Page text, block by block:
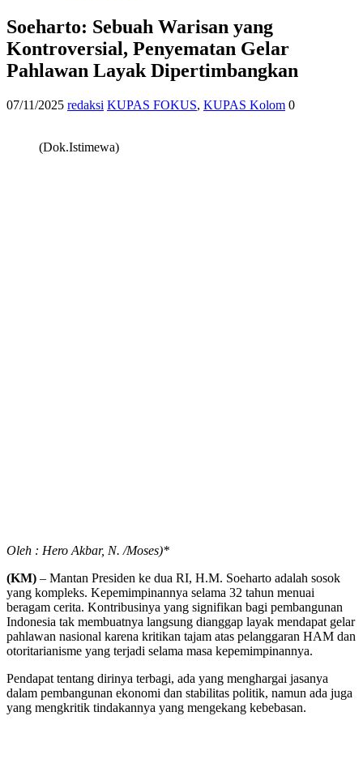
Soeharto: Sebuah Warisan yang
Kontroversial, Penyematan Gelar
Pahlawan Layak Dipertimbangkan
07/11/2025 redaksi KUPAS FOKUS, KUPAS Kolom 0
(Dok.Istimewa)
Oleh : Hero Akbar, N. /Moses)*
(KM) – Mantan Presiden ke dua RI, H.M. Soeharto adalah sosok
yang kompleks. Kepemimpinannya selama 32 tahun menuai
beragam cerita. Kontribusinya yang signifikan bagi pembangunan
Indonesia tak membuatnya langsung dianggap layak mendapat gelar
pahlawan nasional karena kritikan tajam atas pelanggaran HAM dan
otoritarianisme yang terjadi selama masa kepemimpinannya.
Pendapat tentang dirinya terbagi, ada yang menghargai jasanya
dalam pembangunan ekonomi dan stabilitas politik, namun ada juga
yang mengkritik tindakannya yang mengekang kebebasan.